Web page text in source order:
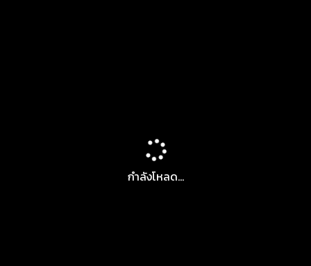
กำลังโหลด...